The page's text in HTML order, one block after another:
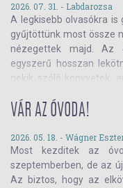
2026. 07. 31. - Labdarozsa
A legkisebb olvasókra
gyűjtöttünk most össze
nézegettek majd. Az
egyszerű hosszan
nekik szóló könyvetek,
amit akár egyedül is
VÁR AZ ÓVODA!
2026. 05. 18. - Wágner
Most kezditek az
szeptemberben, de az
Az biztos, hogy az